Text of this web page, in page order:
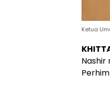
Ketua
Nashir